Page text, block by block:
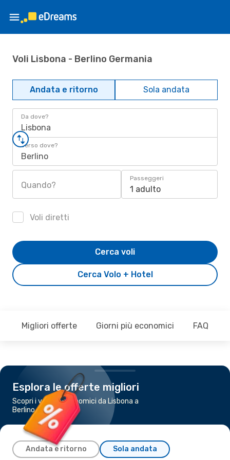
Voli Lisbona - Berlino Germania
Andata e ritorno Sola andata
Da dove?
Lisbona
Verso dove?
Berlino
Quando?
Passeggeri
1 adulto
Voli diretti
Cerca Volo + Hotel
Cerca voli
Migliori offerte Giorni più economici FAQ
Esplora le offerte migliori
Scopri i voli più economici da Lisbona a
Berlino
Andata e ritorno Sola andata